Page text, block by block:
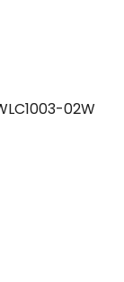
02W